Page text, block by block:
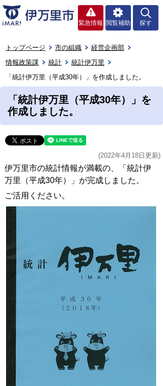
緊急情報 閲覧補助 探す
トップページ 市の組織
経営企画部
情報政策課
統計
統計伊万里
「統計伊万里（平成30年）」を作成しました。
「統計伊万里（平成30年）」を
作成しました。
(2022年4月18日更新)
伊万里市の統計情報が満載の、「統計伊
万里（平成30年）」が完成しました。
ご活用ください。